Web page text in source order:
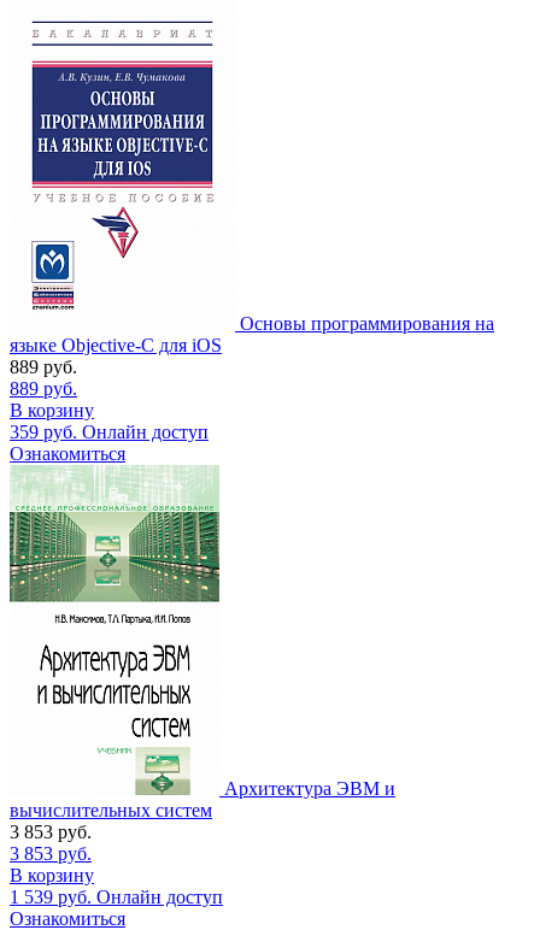
Основы программирования на
языке Objective-C для iOS
889 руб.
889 руб.
В корзину
359 руб. Онлайн доступ
Ознакомиться
Архитектура ЭВМ и
вычислительных систем
3 853 руб.
3 853 руб.
В корзину
1 539 руб. Онлайн доступ
Ознакомиться